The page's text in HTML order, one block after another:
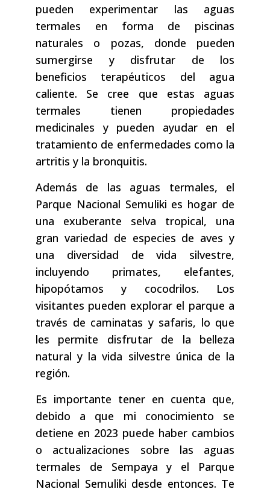
pueden experimentar las aguas
termales en forma de piscinas
naturales o pozas, donde pueden
sumergirse y disfrutar de los
beneficios terapéuticos del agua
caliente. Se cree que estas aguas
termales tienen propiedades
medicinales y pueden ayudar en el
tratamiento de enfermedades como la
artritis y la bronquitis.
Además de las aguas termales, el
Parque Nacional Semuliki es hogar de
una exuberante selva tropical, una
gran variedad de especies de aves y
una diversidad de vida silvestre,
incluyendo primates, elefantes,
hipopótamos y cocodrilos. Los
visitantes pueden explorar el parque a
través de caminatas y safaris, lo que
les permite disfrutar de la belleza
natural y la vida silvestre única de la
región.
Es importante tener en cuenta que,
debido a que mi conocimiento se
detiene en 2023 puede haber cambios
o actualizaciones sobre las aguas
termales de Sempaya y el Parque
Nacional Semuliki desde entonces. Te